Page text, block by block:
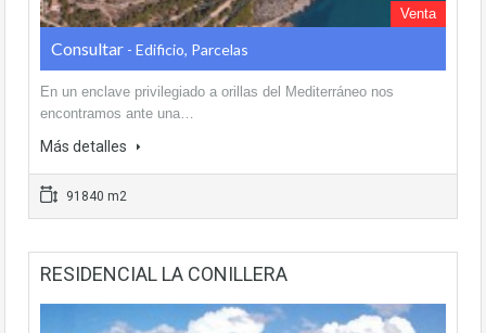
Venta
Consultar - Edificio, Parcelas
En un enclave privilegiado a orillas del Mediterráneo nos
encontramos ante una…
Más detalles
91840 m2
RESIDENCIAL LA CONILLERA